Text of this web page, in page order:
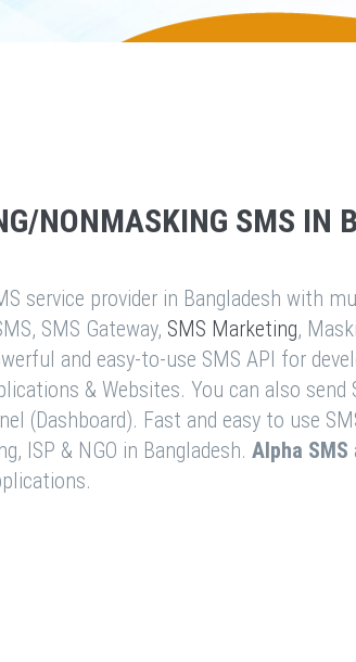
NONMASKING SMS IN
service provider in Bangladesh with
SMS Gateway, SMS Marketing,
and easy-to-use SMS API for
& Websites. You can also send
(Dashboard). Fast and easy to use
ISP & NGO in Bangladesh. Alpha SMS